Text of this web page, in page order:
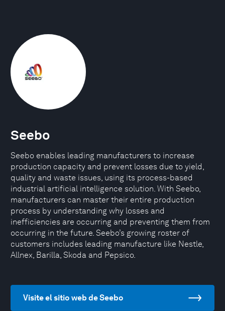
Seebo
Seebo enables leading manufacturers to increase
production capacity and prevent losses due to yield,
quality and waste issues, using its process-based
industrial artificial intelligence solution. With Seebo,
manufacturers can master their entire production
process by understanding why losses and
inefficiencies are occurring and preventing them from
occurring in the future. Seebo’s growing roster of
customers includes leading manufacture like Nestle,
Allnex, Barilla, Skoda and Pepsico.
Visite el sitio web de Seebo